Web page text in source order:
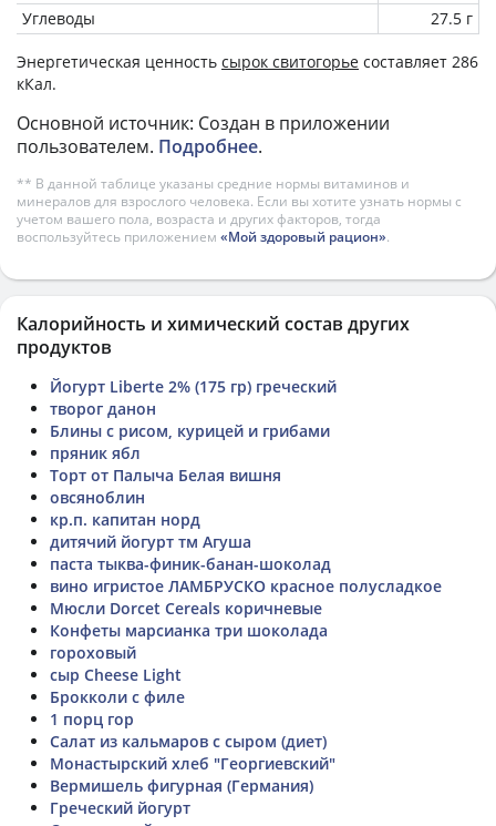
Углеводы
27.5 г
Энергетическая ценность сырок свитогорье составляет 286
кКал.
Основной источник: Создан в приложении
пользователем. Подробнее.
** В данной таблице указаны средние нормы витаминов и
минералов для взрослого человека. Если вы хотите узнать нормы с
учетом вашего пола, возраста и других факторов, тогда
воспользуйтесь приложением «Мой здоровый рацион».
Калорийность и химический состав других
продуктов
Йогурт Liberte 2% (175 гр) греческий
творог данон
Блины с рисом, курицей и грибами
пряник ябл
Торт от Палыча Белая вишня
овсяноблин
кр.п. капитан норд
дитячий йогурт тм Агуша
паста тыква-финик-банан-шоколад
вино игристое ЛАМБРУСКО красное полусладкое
Мюсли Dorcet Cereals коричневые
Конфеты марсианка три шоколада
гороховый
сыр Cheese Light
Брокколи с филе
1 порц гор
Салат из кальмаров с сыром (диет)
Монастырский хлеб "Георгиевский"
Вермишель фигурная (Германия)
Греческий йогурт